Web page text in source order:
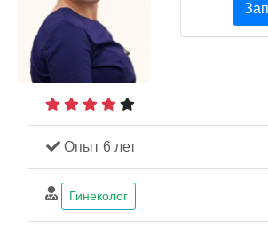
Опыт 6 лет
Гинеколог